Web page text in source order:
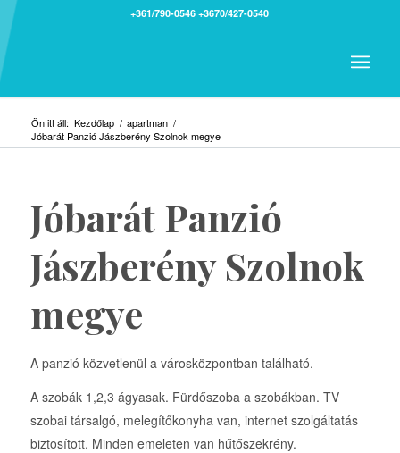
+361/790-0546 +3670/427-0540
Ön itt áll: Kezdőlap / apartman /
Jóbarát Panzió Jászberény Szolnok megye
Jóbarát Panzió
Jászberény Szolnok
megye
A panzió közvetlenül a városközpontban található.
A szobák 1,2,3 ágyasak. Fürdőszoba a szobákban. TV
szobai társalgó, melegítőkonyha van, internet szolgáltatás
biztosított. Minden emeleten van hűtőszekrény.